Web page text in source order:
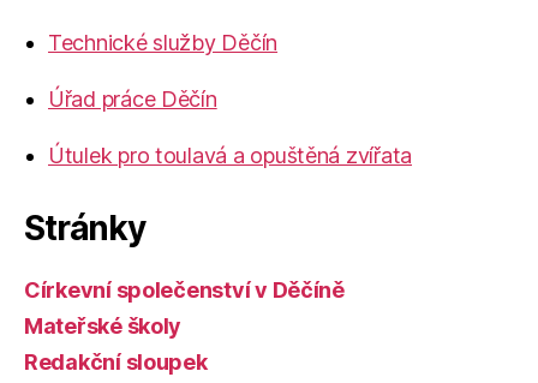
Technické služby Děčín
Úřad práce Děčín
Útulek pro toulavá a opuštěná zvířata
Stránky
Církevní společenství v Děčíně
Mateřské školy
Redakční sloupek